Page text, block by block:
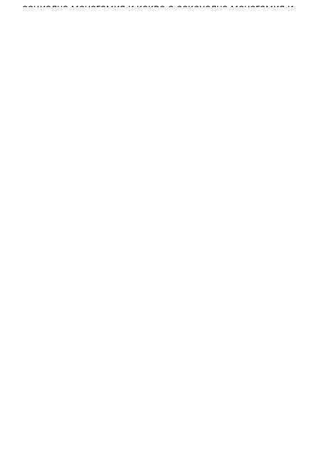
социална моногамия и какво е сексуална моногамия и